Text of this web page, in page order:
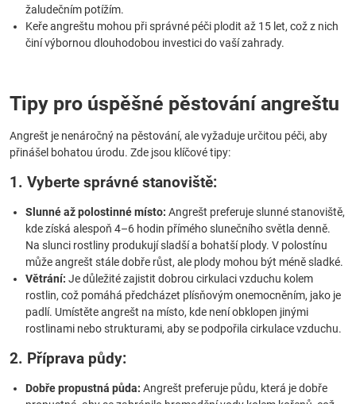
žaludečním potížím.
Keře angreštu mohou při správné péči plodit až 15 let, což z nich
činí výbornou dlouhodobou investici do vaší zahrady.
Tipy pro úspěšné pěstování angreštu
Angrešt je nenáročný na pěstování, ale vyžaduje určitou péči, aby
přinášel bohatou úrodu. Zde jsou klíčové tipy:
1. Vyberte správné stanoviště:
Slunné až polostinné místo: Angrešt preferuje slunné stanoviště,
kde získá alespoň 4–6 hodin přímého slunečního světla denně.
Na slunci rostliny produkují sladší a bohatší plody. V polostínu
může angrešt stále dobře růst, ale plody mohou být méně sladké.
Větrání: Je důležité zajistit dobrou cirkulaci vzduchu kolem
rostlin, což pomáhá předcházet plísňovým onemocněním, jako je
padlí. Umístěte angrešt na místo, kde není obklopen jinými
rostlinami nebo strukturami, aby se podpořila cirkulace vzduchu.
2. Příprava půdy:
Dobře propustná půda: Angrešt preferuje půdu, která je dobře